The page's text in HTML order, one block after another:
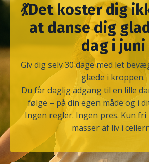
💃Det koster dig
at danse dig
dag i juni
Giv dig selv 30 dage med let
glæde i kroppen.
Du får daglig adgang til en lille
følge – på din egen måde og i
Ingen regler. Ingen pres. Kun
masser af liv i